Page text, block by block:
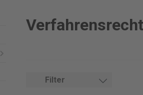
Filter